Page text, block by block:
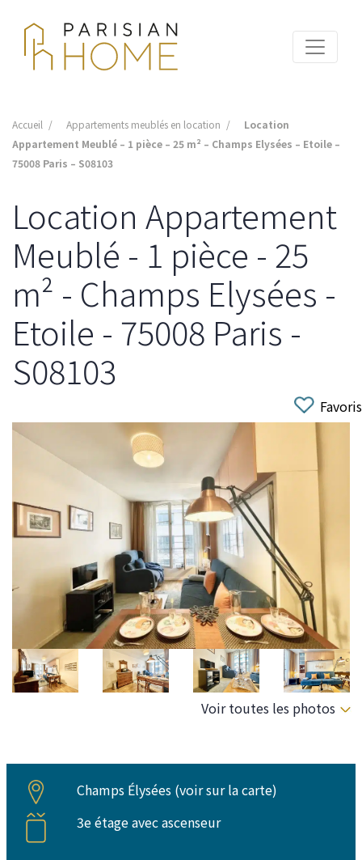
Accueil Appartements meublés en location
Location
Appartement Meublé – 1 pièce – 25 m² – Champs Elysées – Etoile –
75008 Paris – S08103
Location Appartement
Meublé - 1 pièce - 25
m² - Champs Elysées -
Etoile - 75008 Paris -
S08103
Favoris
Voir toutes les photos
Champs Élysées (voir sur la carte)
3e étage avec ascenseur